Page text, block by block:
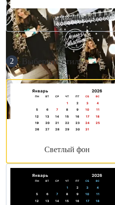
А4 (210×300 мм)
2 Выберите стиль
Светлый фон